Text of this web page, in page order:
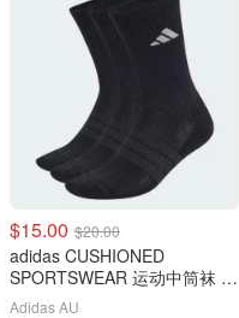
$15.00 $20.00
adidas CUSHIONED
SPORTSWEAR 运动中筒袜 3
双装
Adidas AU